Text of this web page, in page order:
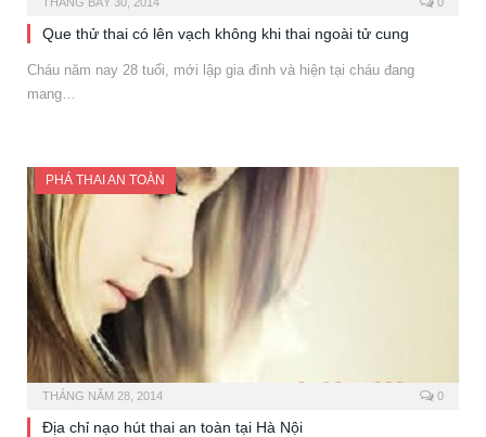
Que thử thai có lên vạch không khi thai ngoài tử cung
Cháu năm nay 28 tuổi, mới lập gia đình và hiện tại cháu đang
mang…
PHÁ THAI AN TOÀN
THÁNG NĂM 28, 2014 0
Địa chỉ nạo hút thai an toàn tại Hà Nội